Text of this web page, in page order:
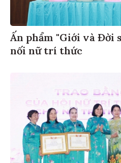
Ấn phẩm "Giới và Đời
nối nữ trí thức